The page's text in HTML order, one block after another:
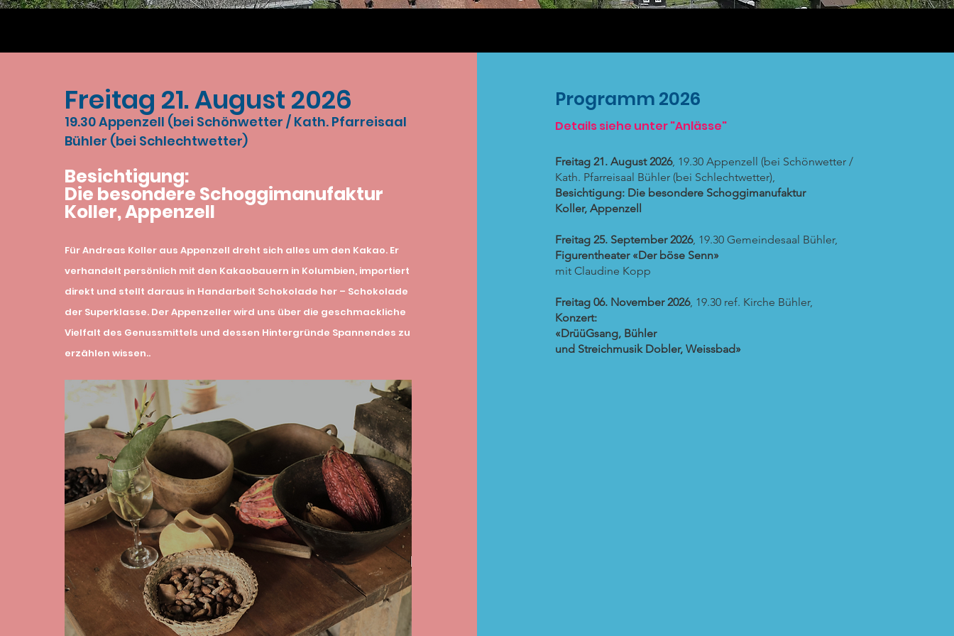
Freitag 21. August 2026
19.30 Appenzell (bei Schönwetter / Kath. Pfarreisaal
Bühler (bei Schlechtwetter)
Besichtigung:
Die besondere Schoggimanufaktur
Koller, Appenzell
Für Andreas Koller aus Appenzell dreht sich alles um den Kakao. Er
verhandelt persönlich mit den Kakaobauern in Kolumbien, importiert
direkt und stellt daraus in Handarbeit Schokolade her – Schokolade
der Superklasse. Der Appenzeller wird uns über die geschmackliche
Vielfalt des Genussmittels und dessen Hintergründe Spannendes zu
erzählen wissen..
Programm 2026
Details siehe unter "Anlässe"
Freitag 21. August 2026, 19.30 Appenzell (bei Schönwetter /
Kath. Pfarreisaal Bühler (bei Schlechtwetter),
Besichtigung: Die besondere Schoggimanufaktur
Koller, Appenzell
Freitag 25. September 2026, 19.30 Gemeindesaal Bühler,
Figurentheater «Der böse Senn»
mit Claudine Kopp
Freitag 06. November 2026, 19.30 ref. Kirche Bühler,
Konzert:
«DrüüGsang, Bühler
und Streichmusik Dobler, Weissbad»